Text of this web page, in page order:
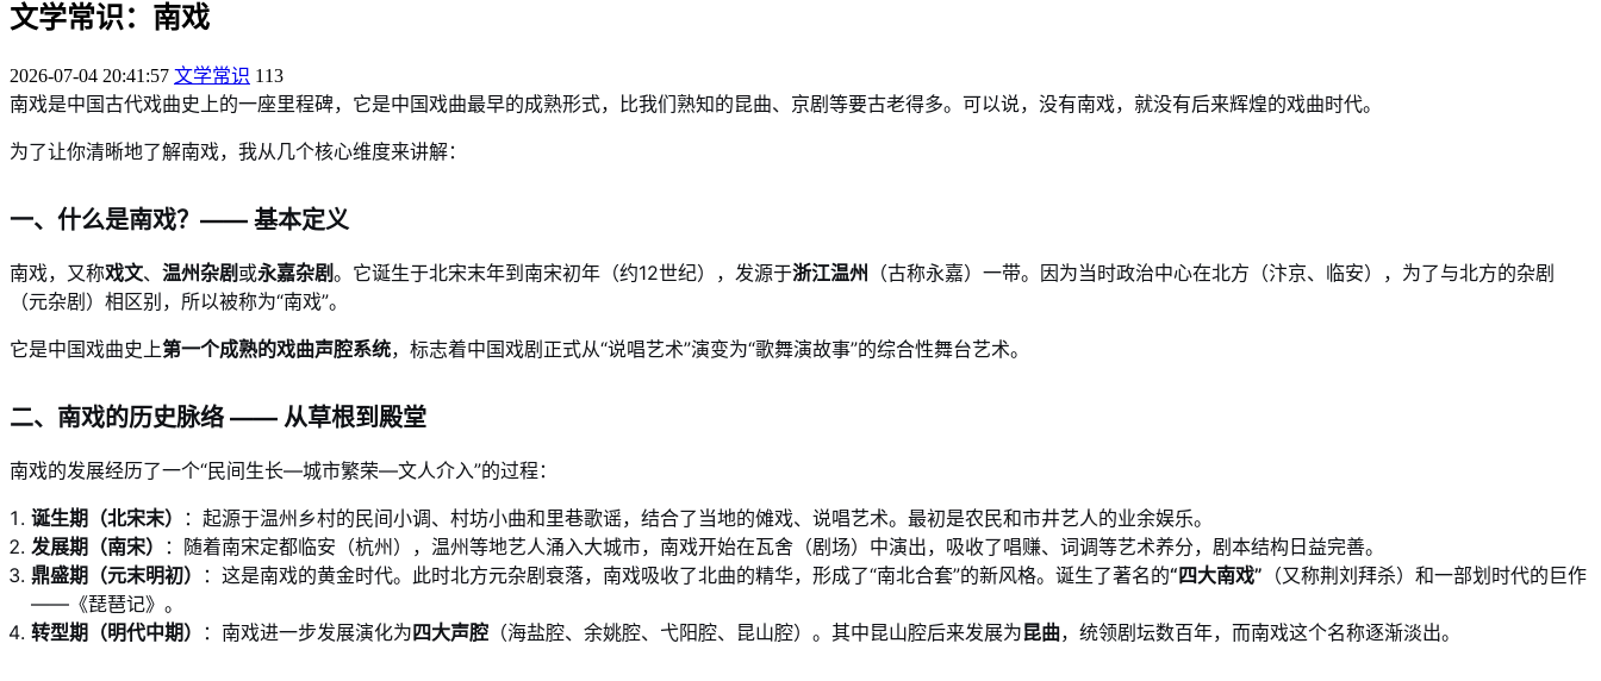
文学常识：南戏
2026-07-04 20:41:57 文学常识 113
南戏是中国古代戏曲史上的一座里程碑，它是中国戏曲最早的成熟形式，比我们熟知的昆曲、京剧等要古老得多。可以说，没有南戏，就没有后来辉煌的戏曲时代。
为了让你清晰地了解南戏，我从几个核心维度来讲解：
一、什么是南戏？—— 基本定义
南戏，又称戏文、 温州杂剧 或永嘉杂剧。它诞生于北宋末年到南宋初年（约12世纪），发源于浙江温州 （古称永嘉）一带。因为当时政治中心在北方（汴京、临安），为了与北方的杂剧
（元杂剧）相区别，所以被称为“南戏”。
它是中国戏曲史上第一个成熟的戏曲声腔系统，标志着中国戏剧正式从“说唱艺术”演变为“歌舞演故事”的综合性舞台艺术。
二、南戏的历史脉络 —— 从草根到殿堂
南戏的发展经历了一个“民间生长—城市繁荣—文人介入”的过程：
诞生期（北宋末）
：起源于温州乡村的民间小调、村坊小曲和里巷歌谣，结合了当地的傩戏、说唱艺术。最初是农民和市井艺人的业余娱乐。
发展期（南宋）
：随着南宋定都临安（杭州），温州等地艺人涌入大城市，南戏开始在瓦舍（剧场）中演出，吸收了唱赚、词调等艺术养分，剧本结构日益完善。
鼎盛期（元末明初）
：这是南戏的黄金时代。此时北方元杂剧衰落，南戏吸收了北曲的精华，形成了“南北合套”的新风格。诞生了著名的“四大南戏” （又称荆刘拜杀）和一部划时代的巨作
——《琵琶记》。
转型期（明代中期）
：南戏进一步发展演化为四大声腔 （海盐腔、余姚腔、弋阳腔、昆山腔）。其中昆山腔后来发展为昆曲，统领剧坛数百年，而南戏这个名称逐渐淡出。